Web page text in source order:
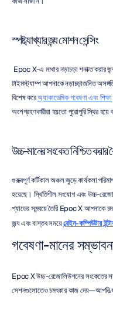
স্পষ্ট ব্যাখ্যার জন্য মোশন সেন্সিং
টাইমস্ট্যাম্প আপনাকে নড়াচড়াজনিত
বিশেষ করে অ্যাকাডেমিক গবেষণা এবং শিক্ষা
অংশগ্রহণকারীরা হয়তো পুরোপুরি স্থির হয়ে
উচ্চ-মানের সংকেত নিশ্চিত করার
গুরুত্বপূর্ণ কর্টিকাল অঞ্চল জুড়ে কার্যকলা
হয়েছে। স্থিতিশীল সংযোগ এবং উচ্চ-
প্যাডের সমন্বয়ে তৈরি Epoc X আপনাকে
জন্য এবং বাস্তব সময়ে ব্রেইন-কম্পিউটার
গবেষণা-মানের
Epoc X উচ্চ-রেজোলিউশনের সংকেতের
সেশনগুলোতেও চমৎকার কাজ দেয়—আপনি